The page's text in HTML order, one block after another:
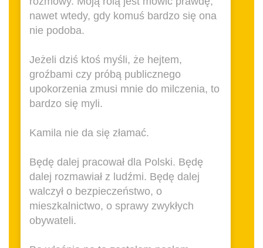
nawet wtedy, gdy komuś bardzo się ona
nie podoba.
Jeżeli dziś ktoś myśli, że hejtem,
groźbami czy próbą publicznego
upokorzenia zmusi mnie do milczenia, to
bardzo się myli.
Kamila nie da się złamać.
Będę dalej pracował dla Polski. Będę
dalej rozmawiał z ludźmi. Będę dalej
walczył o bezpieczeństwo, o
mieszkalnictwo, o sprawy zwykłych
obywateli.